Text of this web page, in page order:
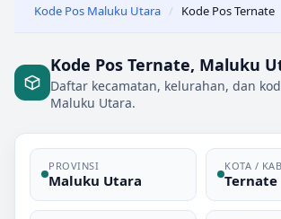
Kode Pos Maluku Utara / Kode Pos Ternate
Kode Pos Ternate, Maluku
Daftar kecamatan, kelurahan, dan
Maluku Utara.
PROVINSI
Maluku Utara
KOTA /
Ternate